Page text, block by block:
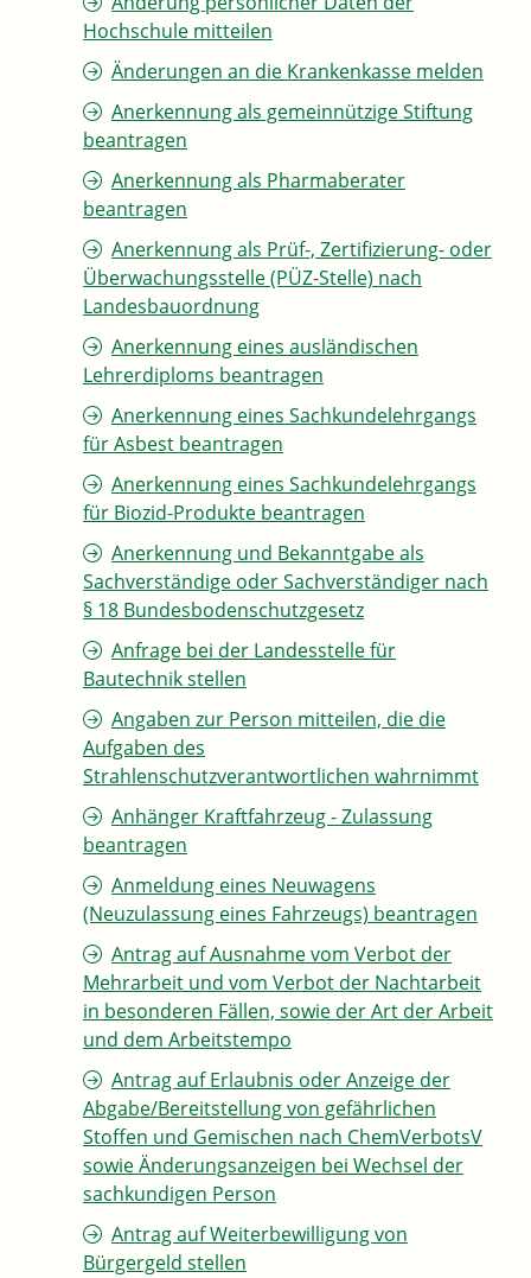
Hochschule mitteilen
Änderungen an die Krankenkasse melden
Anerkennung als gemeinnützige Stiftung
beantragen
Anerkennung als Pharmaberater
beantragen
Anerkennung als Prüf-, Zertifizierung- oder
Überwachungsstelle (PÜZ-Stelle) nach
Landesbauordnung
Anerkennung eines ausländischen
Lehrerdiploms beantragen
Anerkennung eines Sachkundelehrgangs
für Asbest beantragen
Anerkennung eines Sachkundelehrgangs
für Biozid-Produkte beantragen
Anerkennung und Bekanntgabe als
Sachverständige oder Sachverständiger nach
§ 18 Bundesbodenschutzgesetz
Anfrage bei der Landesstelle für
Bautechnik stellen
Angaben zur Person mitteilen, die die
Aufgaben des
Strahlenschutzverantwortlichen wahrnimmt
Anhänger Kraftfahrzeug - Zulassung
beantragen
Anmeldung eines Neuwagens
(Neuzulassung eines Fahrzeugs) beantragen
Antrag auf Ausnahme vom Verbot der
Mehrarbeit und vom Verbot der Nachtarbeit
in besonderen Fällen, sowie der Art der Arbeit
und dem Arbeitstempo
Antrag auf Erlaubnis oder Anzeige der
Abgabe/Bereitstellung von gefährlichen
Stoffen und Gemischen nach ChemVerbotsV
sowie Änderungsanzeigen bei Wechsel der
sachkundigen Person
Antrag auf Weiterbewilligung von
Bürgergeld stellen